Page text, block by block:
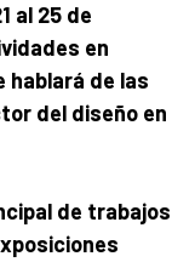
al 25 de
en
hablará de las
del diseño en
de trabajos